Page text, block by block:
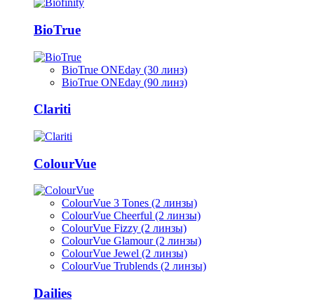
BioTrue
BioTrue ONEday (30 линз)
BioTrue ONEday (90 линз)
Clariti
ColourVue
ColourVue 3 Tones (2 линзы)
ColourVue Cheerful (2 линзы)
ColourVue Fizzy (2 линзы)
ColourVue Glamour (2 линзы)
ColourVue Jewel (2 линзы)
ColourVue Trublends (2 линзы)
Dailies